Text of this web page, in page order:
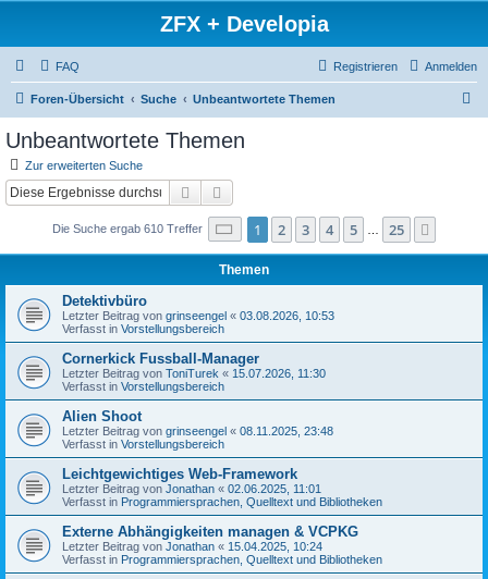
ZFX + Developia
FAQ Anmelden
Registrieren
Foren-Übersicht Suche Unbeantwortete Themen
Unbeantwortete Themen
Zur erweiterten Suche
Suche
Die Suche ergab 610 Treffer Seite 1von 25
1 2 3 4 5 25
Themen
Detektivbüro
Letzter Beitrag von grinseengel « 03.08.2026, 10:53
Verfasst in Vorstellungsbereich
Cornerkick Fussball-Manager
Letzter Beitrag von ToniTurek « 15.07.2026, 11:30
Verfasst in Vorstellungsbereich
Alien Shoot
Letzter Beitrag von grinseengel « 08.11.2025, 23:48
Verfasst in Vorstellungsbereich
Leichtgewichtiges Web-Framework
Letzter Beitrag von Jonathan « 02.06.2025, 11:01
Verfasst in Programmiersprachen, Quelltext und Bibliotheken
Externe Abhängigkeiten managen & VCPKG
Letzter Beitrag von Jonathan « 15.04.2025, 10:24
Verfasst in Programmiersprachen, Quelltext und Bibliotheken